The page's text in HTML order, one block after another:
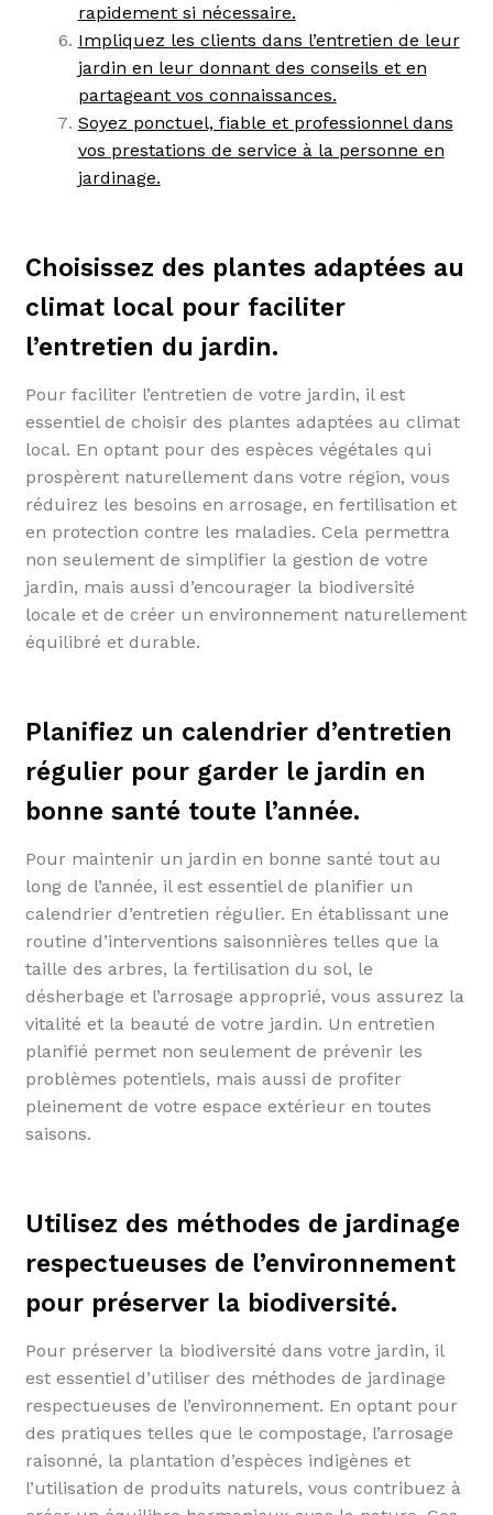
rapidement si nécessaire.
Impliquez les clients dans l’entretien de leur
jardin en leur donnant des conseils et en
partageant vos connaissances.
Soyez ponctuel, fiable et professionnel dans
vos prestations de service à la personne en
jardinage.
Choisissez des plantes adaptées au
climat local pour faciliter
l’entretien du jardin.
Pour faciliter l’entretien de votre jardin, il est
essentiel de choisir des plantes adaptées au climat
local. En optant pour des espèces végétales qui
prospèrent naturellement dans votre région, vous
réduirez les besoins en arrosage, en fertilisation et
en protection contre les maladies. Cela permettra
non seulement de simplifier la gestion de votre
jardin, mais aussi d’encourager la biodiversité
locale et de créer un environnement naturellement
équilibré et durable.
Planifiez un calendrier d’entretien
régulier pour garder le jardin en
bonne santé toute l’année.
Pour maintenir un jardin en bonne santé tout au
long de l’année, il est essentiel de planifier un
calendrier d’entretien régulier. En établissant une
routine d’interventions saisonnières telles que la
taille des arbres, la fertilisation du sol, le
désherbage et l’arrosage approprié, vous assurez la
vitalité et la beauté de votre jardin. Un entretien
planifié permet non seulement de prévenir les
problèmes potentiels, mais aussi de profiter
pleinement de votre espace extérieur en toutes
saisons.
Utilisez des méthodes de jardinage
respectueuses de l’environnement
pour préserver la biodiversité.
Pour préserver la biodiversité dans votre jardin, il
est essentiel d’utiliser des méthodes de jardinage
respectueuses de l’environnement. En optant pour
des pratiques telles que le compostage, l’arrosage
raisonné, la plantation d’espèces indigènes et
l’utilisation de produits naturels, vous contribuez à